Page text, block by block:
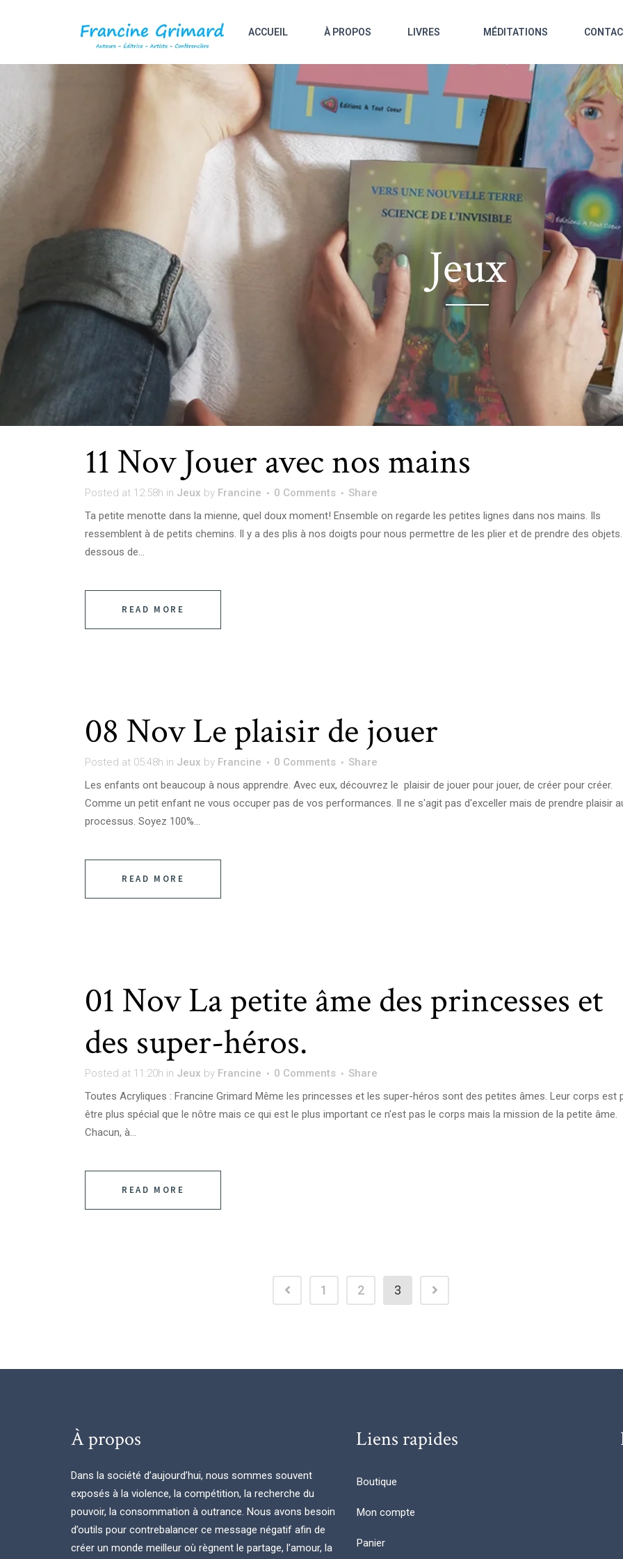
ACCUEIL À PROPOS LIVRES MÉDITATIONS
Jeux
11 Nov Jouer avec nos mains
Posted at 12:58h in Jeux by Francine 0 Comments
Share
Ta petite menotte dans la mienne, quel doux moment! Ensemble on regarde les petites lignes dans nos mains. Ils
ressemblent à de petits chemins. Il y a des plis à nos doigts pour nous permettre de les plier et de prendre des objets.
dessous de...
READ MORE
08 NovLe plaisir de jouer
Posted at 05:48h in Jeux by Francine 0 Comments
Share
Les enfants ont beaucoup à nous apprendre. Avec eux, découvrez le plaisir de jouer pour jouer, de créer pour créer.
Comme un petit enfant ne vous occuper pas de vos performances. Il ne s'agit pas d'exceller mais de prendre plaisir
processus. Soyez 100%...
READ MORE
01 NovLa petite âme des princesses et
des super-héros.
Posted at 11:20h in Jeux by Francine 0 Comments
Share
Toutes Acryliques : Francine Grimard Même les princesses et les super-héros sont des petites âmes. Leur corps est
être plus spécial que le nôtre mais ce qui est le plus important ce n'est pas le corps mais la mission de la petite âme.
Chacun, à...
READ MORE
1 2 3
À propos
Dans la société d’aujourd’hui, nous sommes souvent
exposés à la violence, la compétition, la recherche du
pouvoir, la consommation à outrance. Nous avons besoin
d’outils pour contrebalancer ce message négatif afin de
créer un monde meilleur où règnent le partage, l’amour, la
Liens rapides
Boutique
Mon compte
Panier